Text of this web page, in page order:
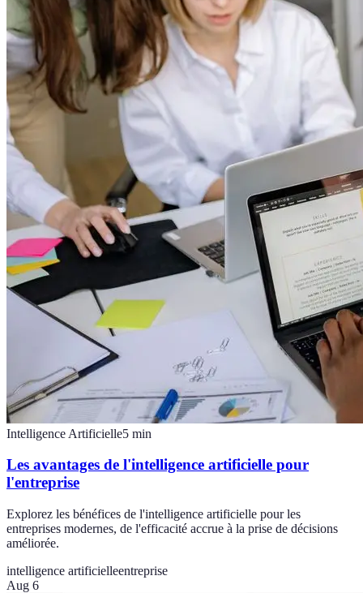
Intelligence Artificielle5 min
Les avantages de l'intelligence artificielle pour
l'entreprise
Explorez les bénéfices de l'intelligence artificielle pour les
entreprises modernes, de l'efficacité accrue à la prise de décisions
améliorée.
intelligence artificielleentreprise
Aug 6